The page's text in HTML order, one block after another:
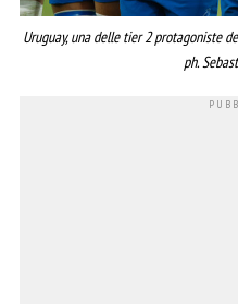
Uruguay, una delle tier 2 protagoniste
ph.